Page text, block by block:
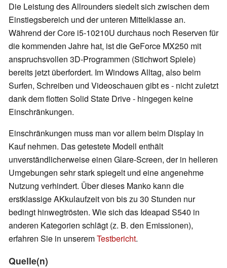
Die Leistung des Allrounders siedelt sich zwischen dem
Einstiegsbereich und der unteren Mittelklasse an.
Während der Core i5-10210U durchaus noch Reserven für
die kommenden Jahre hat, ist die GeForce MX250 mit
anspruchsvollen 3D-Programmen (Stichwort Spiele)
bereits jetzt überfordert. Im Windows Alltag, also beim
Surfen, Schreiben und Videoschauen gibt es - nicht zuletzt
dank dem flotten Solid State Drive - hingegen keine
Einschränkungen.
Einschränkungen muss man vor allem beim Display in
Kauf nehmen. Das getestete Modell enthält
unverständlicherweise einen Glare-Screen, der in helleren
Umgebungen sehr stark spiegelt und eine angenehme
Nutzung verhindert. Über dieses Manko kann die
erstklassige AKkulaufzeit von bis zu 30 Stunden nur
bedingt hinwegtrösten. Wie sich das Ideapad S540 in
anderen Kategorien schlägt (z. B. den Emissionen),
erfahren Sie in unseremTestbericht.
Quelle(n)